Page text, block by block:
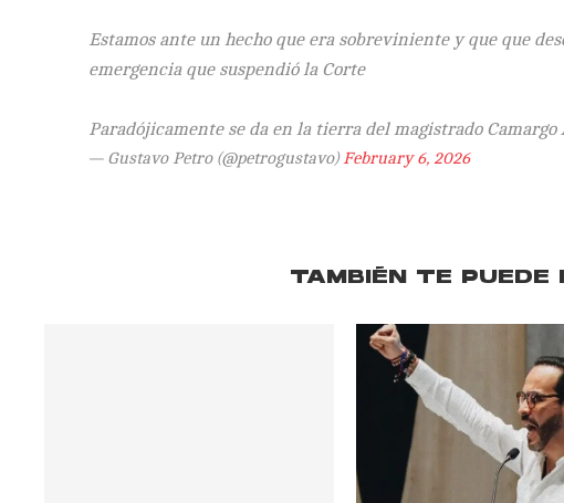
Estamos ante un hecho que era sobreviniente y que que
emergencia que suspendió la Corte
Paradójicamente se da en la tierra del magistrado Camargo
— Gustavo Petro (@petrogustavo)February 6, 2026
TAMBIÉN TE PUEDE